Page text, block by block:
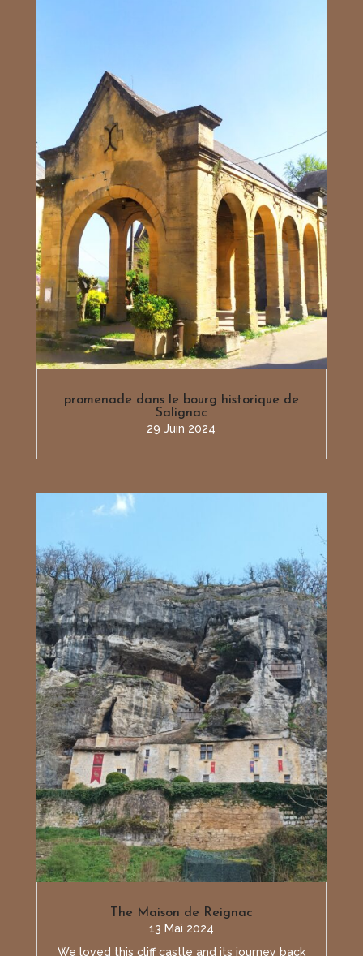
promenade dans le bourg historique de
Salignac
29 Juin 2024
The Maison de Reignac
13 Mai 2024
We loved this cliff castle and its journey back